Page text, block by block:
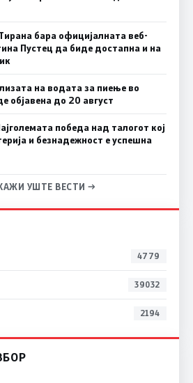
бара официјалната веб-
Пустец да биде достапна и на
на водата за пиење во
објавена до 20 август
победа над талогот кој
и безнадежност е успешна
УШТЕ ВЕСТИ →
4779
39032
2194